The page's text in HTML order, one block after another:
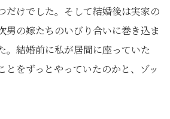
だけでした。そして結婚後は実家の
男の嫁たちのいびり合いに巻き込ま
。結婚前に私が居間に座っていた
とをずっとやっていたのかと、ゾッ